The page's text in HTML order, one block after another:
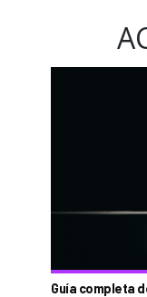
Guía completa